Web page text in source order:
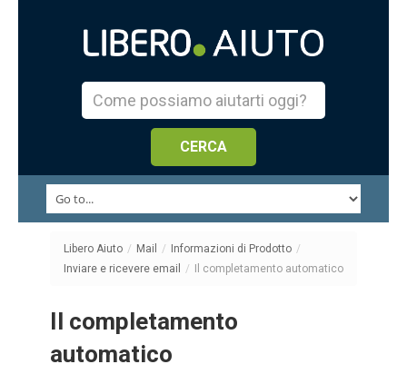
Libero Aiuto / Mail / Informazioni di Prodotto /
Inviare e ricevere email
/ Il completamento automatico
Il completamento
automatico